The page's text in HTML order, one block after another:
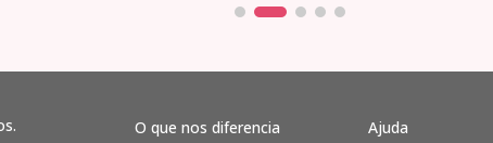
O que nos diferencia
Ajuda